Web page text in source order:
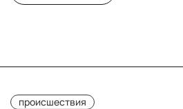
происшествия